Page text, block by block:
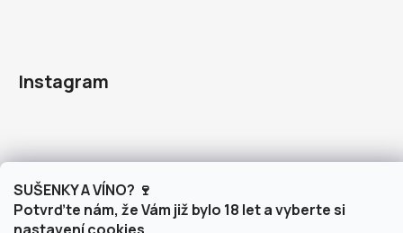
SUŠENKY A VÍNO? 🍷
Potvrďte nám, že Vám již bylo 18 let a vyberte si
Instagram
doprava po Brně